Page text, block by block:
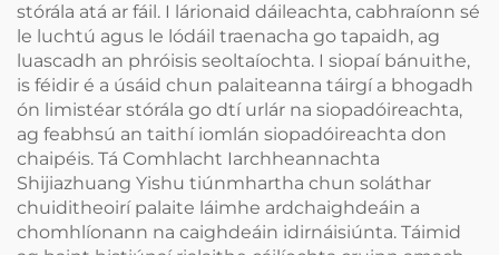
stórála atá ar fáil. I lárionaid dáileachta, cabhraíonn sé
le luchtú agus le lódáil traenacha go tapaidh, ag
luascadh an phróisis seoltaíochta. I siopaí bánuithe,
is féidir é a úsáid chun palaiteanna táirgí a bhogadh
ón limistéar stórála go dtí urlár na siopadóireachta,
ag feabhsú an taithí iomlán siopadóireachta don
chaipéis. Tá Comhlacht Iarchheannachta
Shijiazhuang Yishu tiúnmhartha chun soláthar
chuiditheoirí palaite láimhe ardchaighdeáin a
chomhlíonann na caighdeáin idirnáisiúnta. Táimid